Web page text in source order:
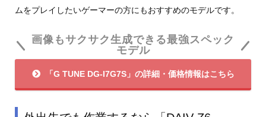
ムをプレイしたいゲーマーの方にもおすすめのモデルです。
画像もサクサク生成できる最強スペック
モデル
「G TUNE DG-I7G7S」の詳細・価格情報はこちら